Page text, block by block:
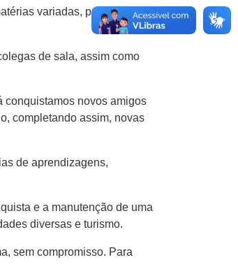
variadas, professores
de sala, assim como
conquistamos novos amigos
completando assim, novas
de aprendizagens,
e a manutenção de uma
diversas e turismo.
sem compromisso. Para